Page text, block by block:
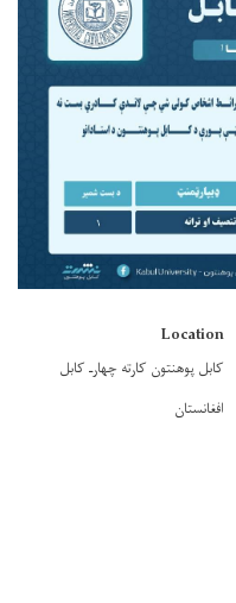
Location
کابل پوهنتون کارته چهارـ کابل
افغانستان